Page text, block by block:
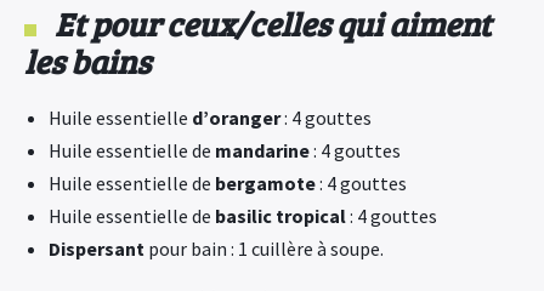
Et pour ceux/celles qui aiment
les bains
Huile essentielle d’oranger: 4 gouttes
Huile essentielle de mandarine: 4 gouttes
Huile essentielle de bergamote: 4 gouttes
Huile essentielle de basilic tropical: 4 gouttes
Dispersant pour bain : 1 cuillère à soupe.